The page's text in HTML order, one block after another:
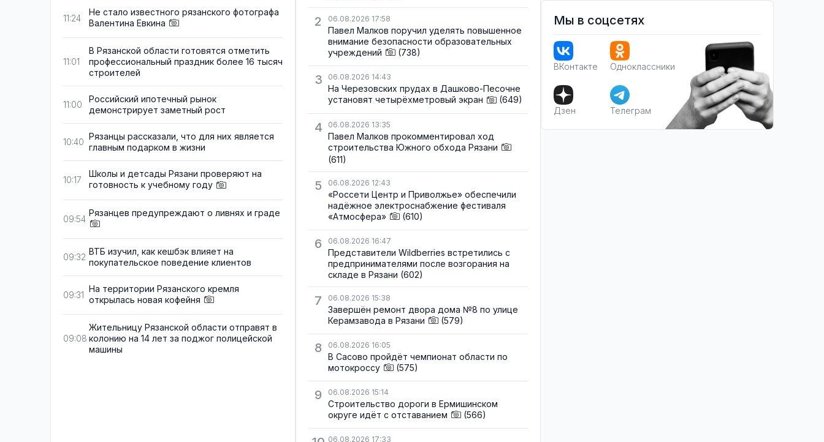
11:24
Не стало известного рязанского фотографа
Валентина Евкина
11:01
В Рязанской области готовятся отметить
профессиональный праздник более 16 тысяч
строителей
11:00
Российский ипотечный рынок
демонстрирует заметный рост
10:40
Рязанцы рассказали, что для них является
главным подарком в жизни
10:17
Школы и детсады Рязани проверяют на
готовность к учебному году
09:54
Рязанцев предупреждают о ливнях и граде
09:32
ВТБ изучил, как кешбэк влияет на
покупательское поведение клиентов
09:31
На территории Рязанского кремля
открылась новая кофейня
09:08
Жительницу Рязанской области отправят в
колонию на 14 лет за поджог полицейской
машины
2 06.08.2026 17:58
Павел Малков поручил уделять повышенное
внимание безопасности образовательных
учреждений
(738)
3 06.08.2026 14:43
На Черезовских прудах в Дашково-Песочне
установят четырёхметровый экран
(649)
4 06.08.2026 13:35
Павел Малков прокомментировал ход
строительства Южного обхода Рязани
(611)
5 06.08.2026 12:43
«Россети Центр и Приволжье» обеспечили
надёжное электроснабжение фестиваля
«Атмосфера»
(610)
6 06.08.2026 16:47
Представители Wildberries встретились с
предпринимателями после возгорания на
складе в Рязани (602)
7 06.08.2026 15:38
Завершён ремонт двора дома №8 по улице
Керамзавода в Рязани
(579)
8 06.08.2026 16:05
В Сасово пройдёт чемпионат области по
мотокроссу
(575)
9 06.08.2026 15:14
Строительство дороги в Ермишинском
округе идёт с отставанием
(566)
06.08.2026 17:33
Мы в соцсетях
ВКонтакте Одноклассники
Дзен Телеграм